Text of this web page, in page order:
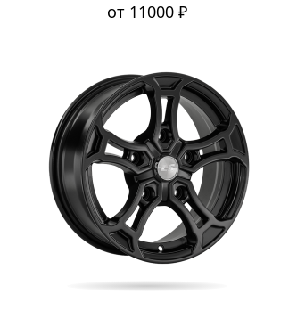
от 11000 ₽